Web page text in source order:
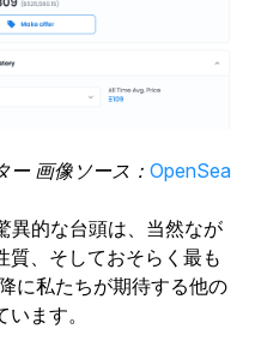
画像ソース： OpenSea
異的な台頭は、当然なが
質、そしておそらく最も
に私たちが期待する他の
ます。